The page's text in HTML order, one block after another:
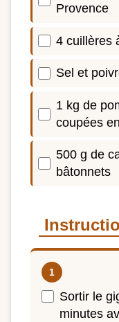
Provence
4 cuillères
Sel et
1 kg de
coupées
500 g de
bâtonnets
Sortir le
minutes